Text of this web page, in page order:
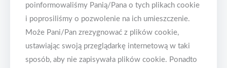
poinformowaliśmy Panią/Pana o tych plikach cookie
i poprosiliśmy o pozwolenie na ich umieszczenie.
Może Pani/Pan zrezygnować z plików cookie,
ustawiając swoją przeglądarkę internetową w taki
sposób, aby nie zapisywała plików cookie. Ponadto